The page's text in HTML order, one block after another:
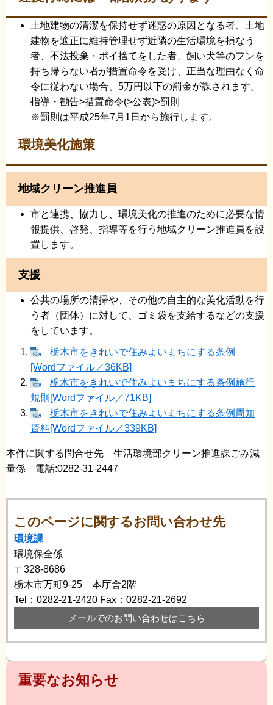
土地建物の清潔を保持せず迷惑の原因となる者、土地
建物を適正に維持管理せず近隣の生活環境を損なう
者、不法投棄・ポイ捨てをした者、飼い犬等のフンを
持ち帰らない者が措置命令を受け、正当な理由なく命
令に従わない場合、5万円以下の罰金が課されます。
指導・勧告>措置命令(>公表)>罰則
※罰則は平成25年7月1日から施行します。
環境美化施策
地域クリーン推進員
市と連携、協力し、環境美化の推進のために必要な情
報提供、啓発、指導等を行う地域クリーン推進員を設
置します。
支援
公共の場所の清掃や、その他の自主的な美化活動を行
う者（団体）に対して、ゴミ袋を支給するなどの支援
をしています。
栃木市をきれいで住みよいまちにする条例
[Wordファイル／36KB]
栃木市をきれいで住みよいまちにする条例施行
規則[Wordファイル／71KB]
栃木市をきれいで住みよいまちにする条例周知
資料[Wordファイル／339KB]
本件に関する問合せ先 生活環境部クリーン推進課ごみ減
量係 電話:0282-31-2447
このページに関するお問い合わせ先
環境課
環境保全係
〒328-8686
栃木市万町9-25 本庁舎2階
Tel：0282-21-2420 Fax：0282-21-2692
メールでのお問い合わせはこちら
重要なお知らせ